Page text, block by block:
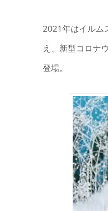
2021年はイルム
え、新型コロナ
登場。